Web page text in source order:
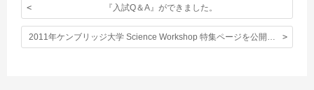
『入試Q＆A』ができました。